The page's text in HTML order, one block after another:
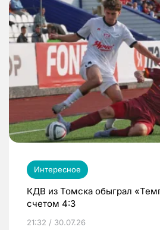
Интересное
КДВ из Томска обыграл
счетом 4:3
21:32 / 30.07.26